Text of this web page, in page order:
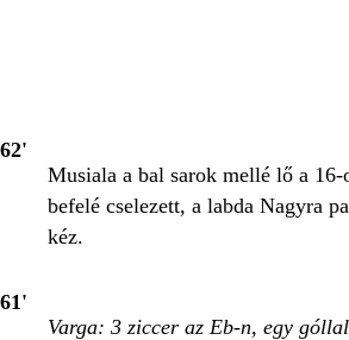
62'
Musiala a bal sarok mellé lő a
befelé cselezett, a labda Nagyra
kéz.
61'
Varga: 3 ziccer az Eb-n, egy